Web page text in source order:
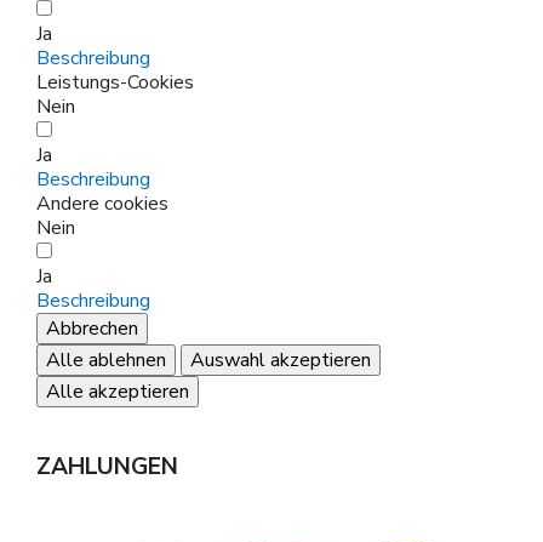
Ja
Beschreibung
Leistungs-Cookies
Nein
Ja
Beschreibung
Andere cookies
Nein
Ja
Beschreibung
Abbrechen
Alle ablehnen
Auswahl akzeptieren
Alle akzeptieren
ZAHLUNGEN